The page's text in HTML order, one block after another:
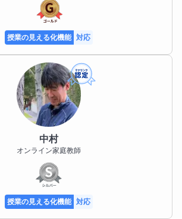
授業の見える化機能 対応
中村
オンライン家庭教師
授業の見える化機能 対応